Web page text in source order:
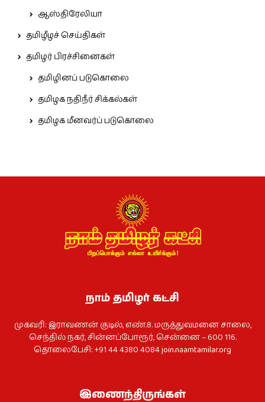
ஆஸ்திரேலியா
தமிழீழச் செய்திகள்
தமிழர் பிரச்சினைகள்
தமிழினப் படுகொலை
தமிழக நதிநீர் சிக்கல்கள்
தமிழக மீனவர்ப் படுகொலை
நாம் தமிழர் கட்சி
முகவரி: இராவணன் குடில், எண்.8. மருத்துவமனை சாலை,
செந்தில் நகர், சின்னப்போரூர், சென்னை – 600 116.
தொலைபேசி: +91 44 4380 4084join.naamtamilar.org
இணைந்திருங்கள்